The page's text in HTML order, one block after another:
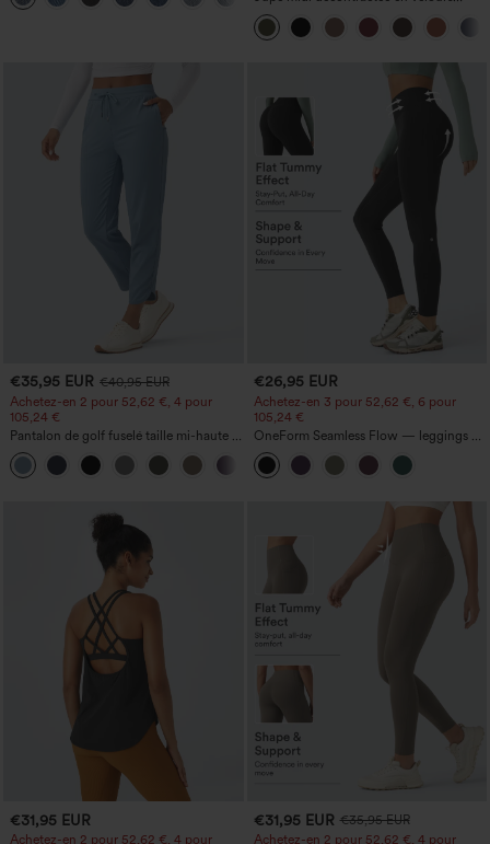
côtelé, taille mi-haute, poches avant
latérales à rabat
€35,95 EUR €40,95 EUR
Achetez-en 2 pour 52,62 €, 4 pour
105,24 €
Pantalon de golf fuselé taille mi-haute à
cordon, ourlet incurvé, séchage rapide,
avec poches — UPF40+
+2
€26,95 EUR
Achetez-en 3 pour 52,62 €, 6 pour
105,24 €
OneForm Seamless Flow — leggings de
yoga sans coutures, taille mi-haute, effet
gainant pour le ventre et liftant pour les
fesses
€31,95 EUR
Achetez-en 2 pour 52,62 €, 4 pour
€31,95 EUR €35,95 EUR
Achetez-en 2 pour 52,62 €, 4 pour